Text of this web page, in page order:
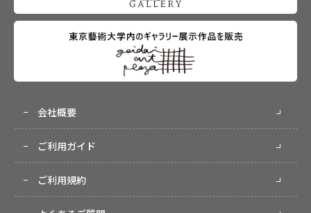
会社概要
ご利用ガイド
ご利用規約